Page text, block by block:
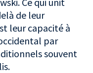
de leur
leur capacité à
par
souvent